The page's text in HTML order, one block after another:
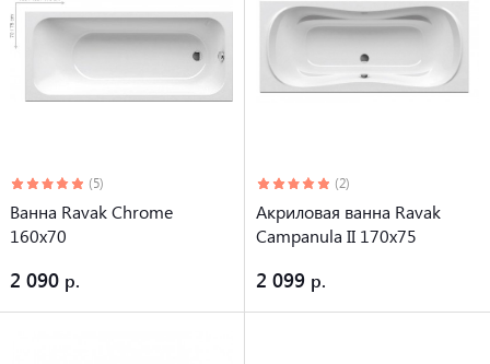
(5)
Ванна Ravak Chrome
160x70
2 090
(2)
Акриловая ванна Ravak
Campanula II 170x75
2 099